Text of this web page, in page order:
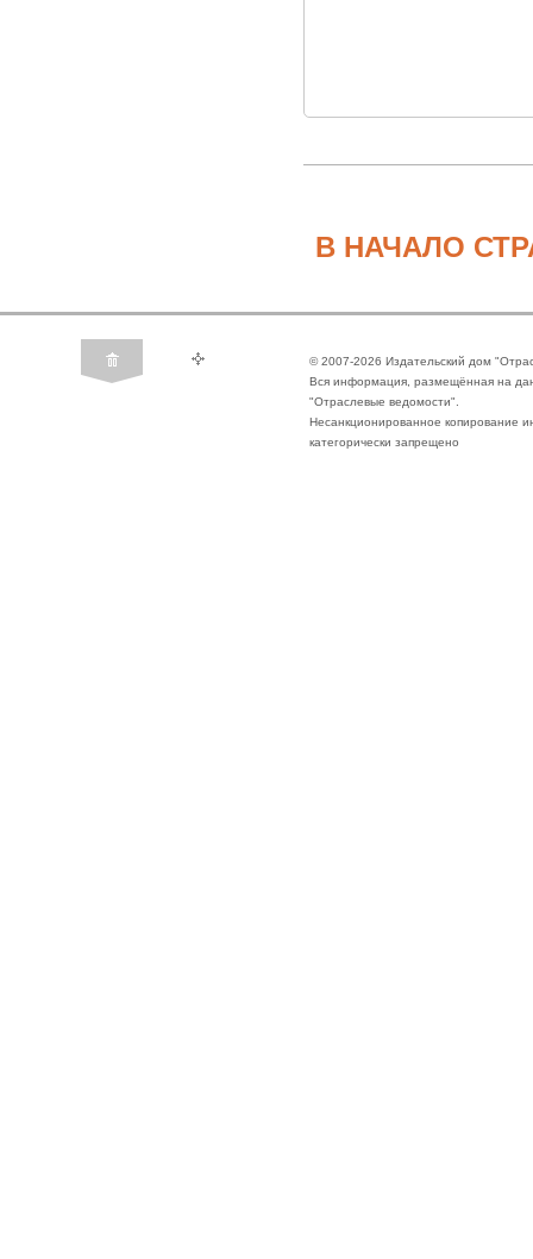
В НАЧАЛО
© 2007-2026 Издательский дом
Вся информация, размещённая на
"Отраслевые ведомости".
Несанкционированное копирование
категорически запрещено